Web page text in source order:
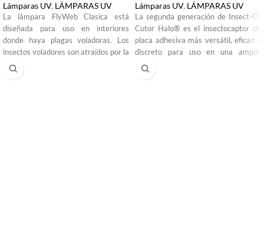
Lámparas UV, LÁMPARAS UV
La lámpara FlyWeb Clasica está
diseñada para uso en interiores
donde haya plagas voladoras. Los
insectos voladores son atraídos por la
luz ultravioleta de 9 vatios de bajo
consumo y quedan atrapados en la
Lámparas UV, LÁMPARAS UV
La segunda generación de Insect-O-
Cutor Halo® es el insectocaptor de
placa adhesiva más versátil, eficaz y
discreto para uso en una amplia
gama de aplicaciones comerciales,
con una estética contemporánea el